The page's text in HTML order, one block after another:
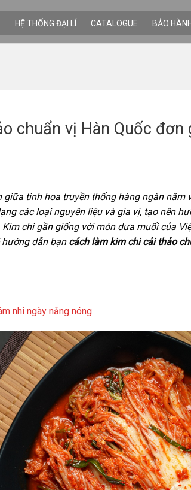
HỆ THỐNG ĐẠI LÍ CATALOGUE BẢO
chuẩn vị Hàn Quốc đơn
tinh hoa truyền thống hàng ngàn năm
các loại nguyên liệu và gia vị, tạo nên
chi gần giống với món dưa muối của
hướng dẫn bạncách làm kim chi cải thảo
nhi ngày nắng nóng